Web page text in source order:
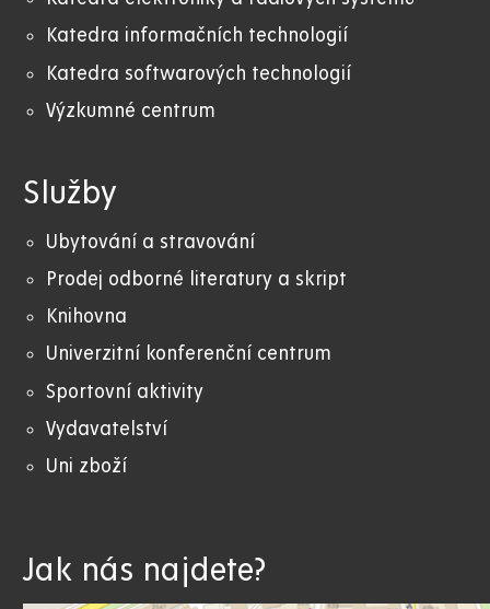
Katedra informačních technologií
Katedra softwarových technologií
Výzkumné centrum
Služby
Ubytování a stravování
Prodej odborné literatury a skript
Knihovna
Univerzitní konferenční centrum
Sportovní aktivity
Vydavatelství
Uni zboží
Jak nás najdete?